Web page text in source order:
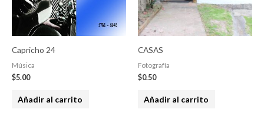
Capricho 24
Música
$5.00
Añadir al carrito
CASAS
Fotografía
$0.50
Añadir al carrito